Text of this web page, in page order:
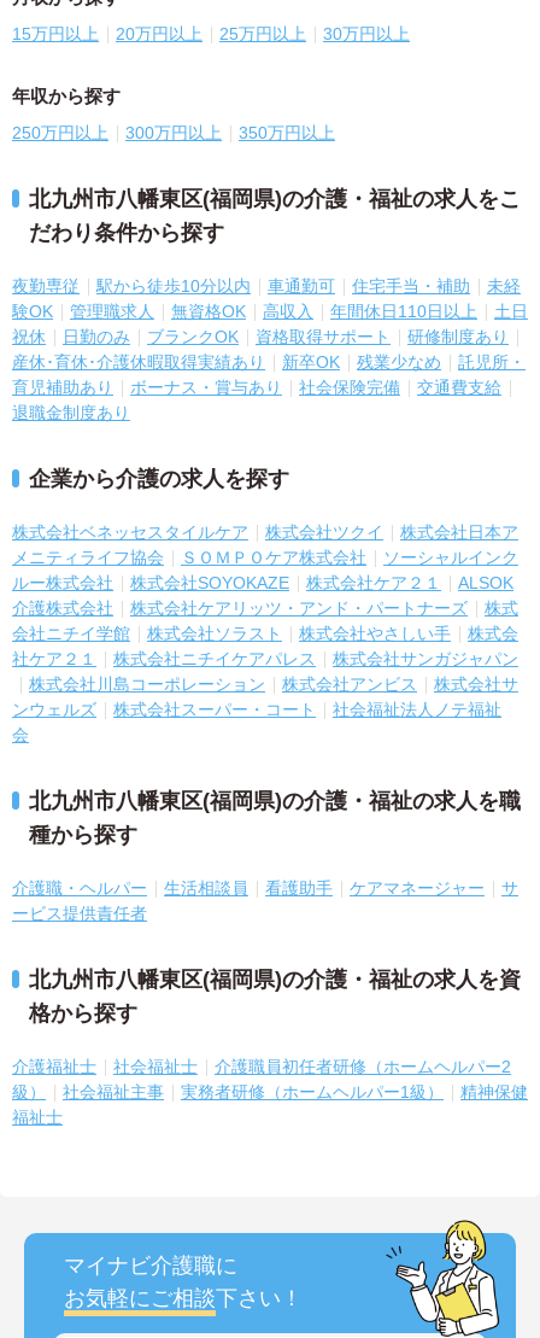
15万円以上 20万円以上 25万円以上 30万円以上
年収から探す
250万円以上 300万円以上 350万円以上
北九州市八幡東区(福岡県)の介護・福祉の求人をこ
だわり条件から探す
夜勤専従 駅から徒歩10分以内 車通勤可 住宅手当・補助
未経
験OK
管理職求人 無資格OK 高収入 年間休日110日以上
土日
祝休
日勤のみ ブランクOK 資格取得サポート
研修制度あり
産休･育休･介護休暇取得実績あり
新卒OK 残業少なめ
託児所・
育児補助あり
ボーナス・賞与あり 社会保険完備
交通費支給
退職金制度あり
企業から介護の求人を探す
株式会社ベネッセスタイルケア 株式会社ツクイ
株式会社日本ア
メニティライフ協会
ＳＯＭＰＯケア株式会社
ソーシャルインク
ルー株式会社
株式会社SOYOKAZE 株式会社ケア２１
ALSOK
介護株式会社
株式会社ケアリッツ・アンド・パートナーズ
株式
会社ニチイ学館
株式会社ソラスト 株式会社やさしい手
株式会
社ケア２１
株式会社ニチイケアパレス
株式会社サンガジャパン
株式会社川島コーポレーション
株式会社アンビス
株式会社サ
ンウェルズ
株式会社スーパー・コート
社会福祉法人ノテ福祉
会
北九州市八幡東区(福岡県)の介護・福祉の求人を職
種から探す
介護職・ヘルパー 生活相談員 看護助手 ケアマネージャー
サ
ービス提供責任者
北九州市八幡東区(福岡県)の介護・福祉の求人を資
格から探す
介護福祉士 社会福祉士
介護職員初任者研修（ホームヘルパー2
級）
社会福祉主事 実務者研修（ホームヘルパー1級）
精神保健
福祉士
マイナビ介護職に
お気軽にご相談下さい！